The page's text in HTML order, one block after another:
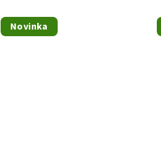
Novinka